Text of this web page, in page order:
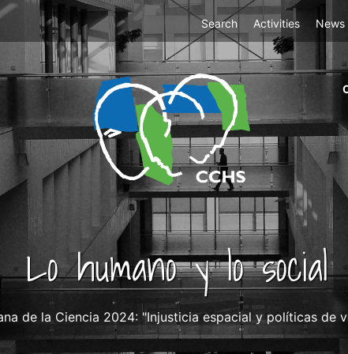
Top
Menu
Search Activities News
Lo humano y lo social
de la Ciencia 2024: "Injusticia espacial y políticas de